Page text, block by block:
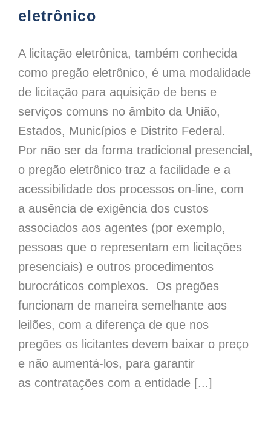
eletrônico
A licitação eletrônica, também conhecida
como pregão eletrônico, é uma modalidade
de licitação para aquisição de bens e
serviços comuns no âmbito da União,
Estados, Municípios e Distrito Federal.
Por não ser da forma tradicional presencial,
o pregão eletrônico traz a facilidade e a
acessibilidade dos processos on-line, com
a ausência de exigência dos custos
associados aos agentes (por exemplo,
pessoas que o representam em licitações
presenciais) e outros procedimentos
burocráticos complexos. Os pregões
funcionam de maneira semelhante aos
leilões, com a diferença de que nos
pregões os licitantes devem baixar o preço
e não aumentá-los, para garantir
as contratações com a entidade [...]